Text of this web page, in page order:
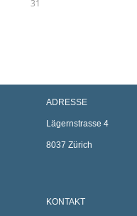
31
ADRESSE
Lägernstrasse 4
8037 Zürich
KONTAKT